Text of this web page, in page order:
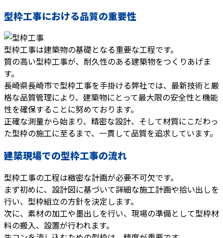
型枠工事における品質の重要性
型枠工事は建築物の基礎となる重要な工程です。
質の高い型枠工事が、耐久性のある建築物をつくりあげま
す。
長崎県長崎市で型枠工事を手掛ける弊社では、最新技術と厳
格な品質管理により、建築物にとって最大限の安全性と機能
性を確保することに努めております。
正確な測量から始まり、精密な設計、そして材質にこだわっ
た型枠の施工に至るまで、一貫して品質を追求しています。
建築現場での型枠工事の流れ
型枠工事の工程は緻密な計画が必要不可欠です。
まず初めに、設計図に基づいて詳細な施工計画や拾い出しを
行い、型枠組立の方針を決定します。
次に、素材の加工や墨出しを行い、現場の準備として型枠材
料の搬入、設置が行われます。